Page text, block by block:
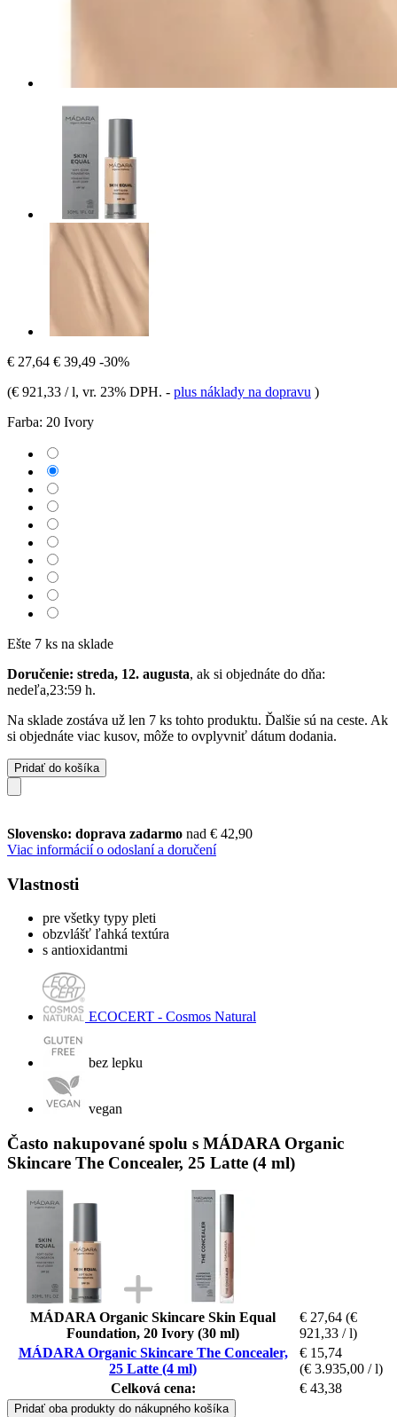
€ 27,64 € 39,49 -30%
(€ 921,33 / l, vr. 23% DPH. - plus náklady na dopravu )
Farba: 20 Ivory
Ešte 7 ks na sklade
Doručenie: streda, 12. augusta, ak si objednáte do dňa:
nedeľa,23:59 h.
Na sklade zostáva už len 7 ks tohto produktu. Ďalšie sú na ceste. Ak
si objednáte viac kusov, môže to ovplyvniť dátum dodania.
Pridať do košíka
Slovensko: doprava zadarmo nad € 42,90
Viac informácií o odoslaní a doručení
Vlastnosti
pre všetky typy pleti
obzvlášť ľahká textúra
s antioxidantmi
ECOCERT - Cosmos Natural
bez lepku
vegan
Často nakupované spolu s MÁDARA Organic
Skincare The Concealer, 25 Latte (4 ml)
MÁDARA Organic Skincare Skin Equal
Foundation, 20 Ivory (30 ml)
€ 27,64 (€
921,33 / l)
MÁDARA Organic Skincare The Concealer,
25 Latte (4 ml)
€ 15,74
(€ 3.935,00 / l)
Celková cena:
€ 43,38
Pridať oba produkty do nákupného košíka